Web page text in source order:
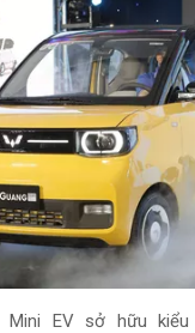
Mini EV sở hữu